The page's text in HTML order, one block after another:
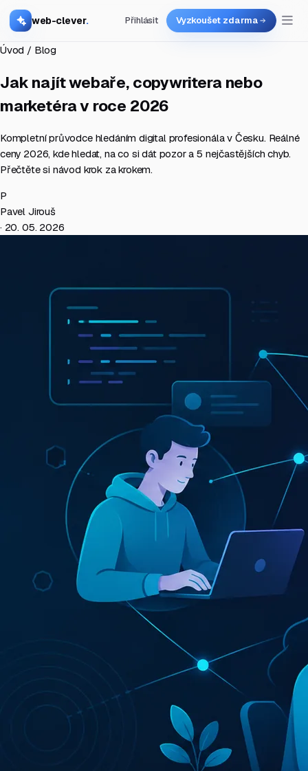
web-clever. Přihlásit Vyzkoušet zdarma
Úvod / Blog
Jak najít webaře, copywritera nebo
marketéra v roce 2026
Kompletní průvodce hledáním digital profesionála v Česku. Reálné
ceny 2026, kde hledat, na co si dát pozor a 5 nejčastějších chyb.
Přečtěte si návod krok za krokem.
P
Pavel Jirouš
· 20. 05. 2026